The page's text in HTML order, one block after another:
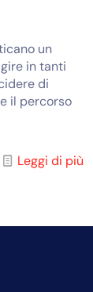
un
in tanti
di
il percorso
Leggi di più